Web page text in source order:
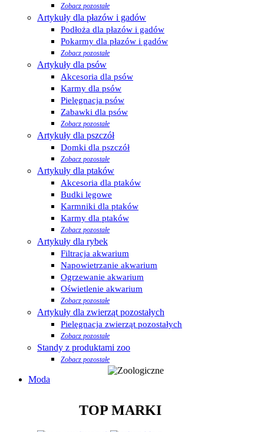
Zobacz pozostałe
Artykuły dla płazów i gadów
Podłoża dla płazów i gadów
Pokarmy dla płazów i gadów
Zobacz pozostałe
Artykuły dla psów
Akcesoria dla psów
Karmy dla psów
Pielęgnacja psów
Zabawki dla psów
Zobacz pozostałe
Artykuły dla pszczół
Domki dla pszczół
Zobacz pozostałe
Artykuły dla ptaków
Akcesoria dla ptaków
Budki lęgowe
Karmniki dla ptaków
Karmy dla ptaków
Zobacz pozostałe
Artykuły dla rybek
Filtracja akwarium
Napowietrzanie akwarium
Ogrzewanie akwarium
Oświetlenie akwarium
Zobacz pozostałe
Artykuły dla zwierząt pozostałych
Pielęgnacja zwierząt pozostałych
Zobacz pozostałe
Standy z produktami zoo
Zobacz pozostałe
Moda
TOP MARKI